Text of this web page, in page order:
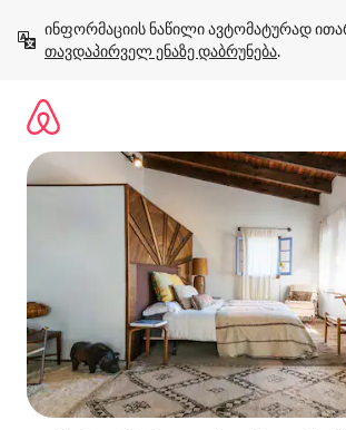
გადასვლა
თავდაპირველ ენაზე დაბრუნება.